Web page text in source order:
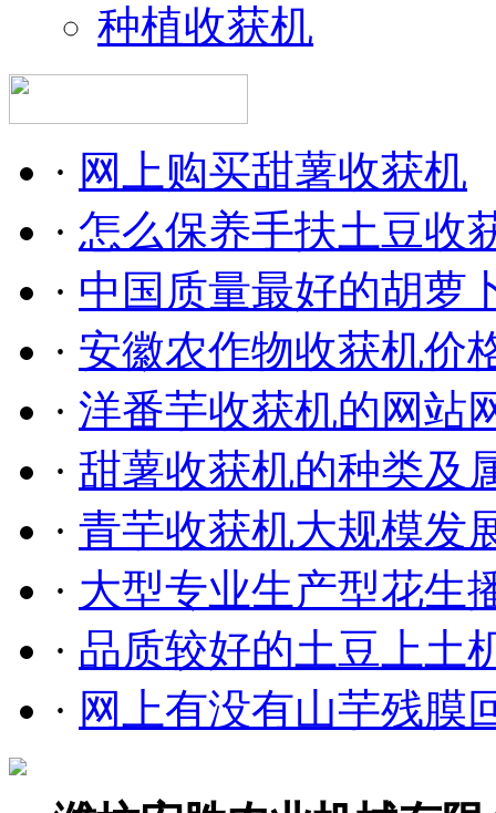
种植收获机
· 网上购买甜薯收获机
· 怎么保养手扶土豆收
· 中国质量最好的胡萝
· 安徽农作物收获机价
· 洋番芋收获机的网站
· 甜薯收获机的种类及
· 青芋收获机大规模发
· 大型专业生产型花生
· 品质较好的土豆上土
· 网上有没有山芋残膜